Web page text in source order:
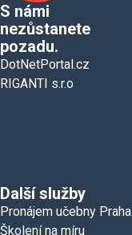
S námi
nezůstanete
pozadu.
DotNetPortal.cz
RIGANTI s.r.o
Další služby
Pronájem učebny Praha
Školení na míru